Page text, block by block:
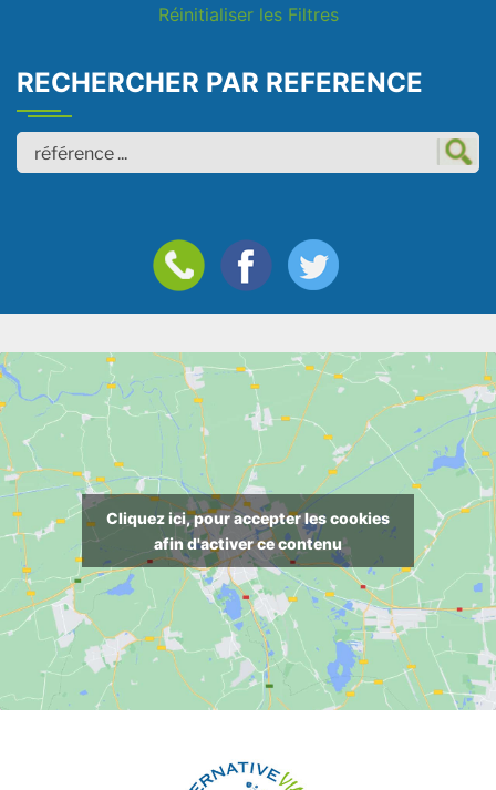
Réinitialiser les Filtres
RECHERCHER PAR REFERENCE
Cliquez ici, pour accepter les cookies
afin d'activer ce contenu